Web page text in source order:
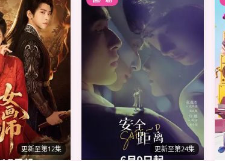
更新至第12集 更新至第24集